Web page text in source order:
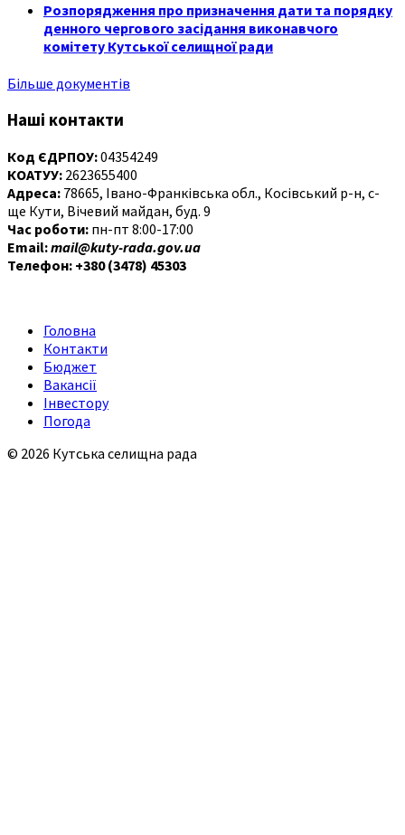
Розпорядження про призначення дати та порядку
денного чергового засідання виконавчого
комітету Кутської селищної ради
Більше документів
Наші контакти
Код ЄДРПОУ:04354249
КОАТУУ: 2623655400
Адреса: 78665, Івано-Франківська обл., Косівський р-н, с-
ще Кути, Вічевий майдан, буд. 9
Час роботи: пн-пт 8:00-17:00
Email:mail@kuty-rada.gov.ua
Телефон: +380 (3478) 45303
Головна
Контакти
Бюджет
Вакансії
Інвестору
Погода
© 2026 Кутська селищна рада